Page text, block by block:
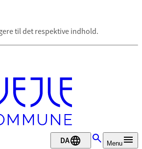
til det respektive indhold.
DA Menu